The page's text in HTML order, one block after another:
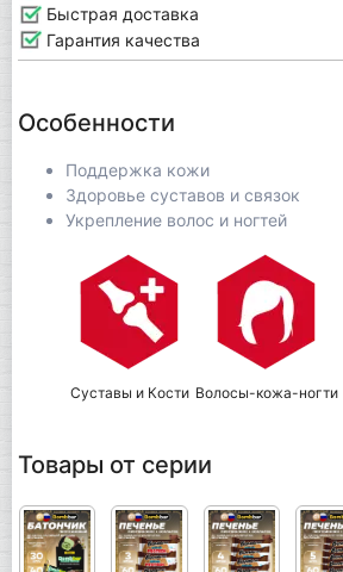
Быстрая доставка
Гарантия качества
Особенности
Поддержка кожи
Здоровье суставов и связок
Укрепление волос и ногтей
Суставы и Кости Волосы-кожа-ногти
Товары от серии